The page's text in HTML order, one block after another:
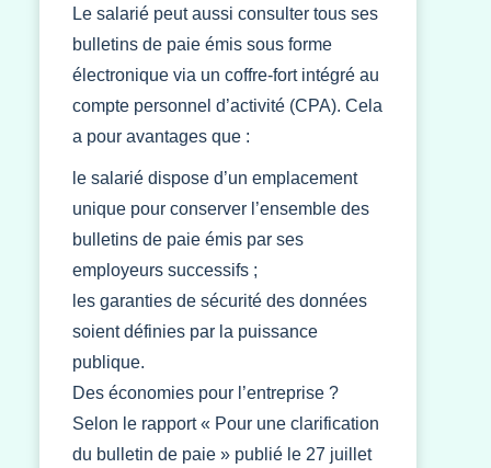
Le salarié peut aussi consulter tous ses
bulletins de paie émis sous forme
électronique via un coffre-fort intégré au
compte personnel d’activité (CPA). Cela
a pour avantages que :
le salarié dispose d’un emplacement
unique pour conserver l’ensemble des
bulletins de paie émis par ses
employeurs successifs ;
les garanties de sécurité des données
soient définies par la puissance
publique.
Des économies pour l’entreprise ?
Selon le rapport « Pour une clarification
du bulletin de paie » publié le 27 juillet